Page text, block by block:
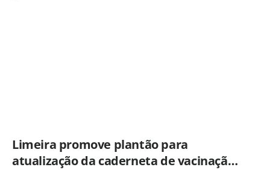
Limeira promove plantão para
atualização da caderneta de vacinação